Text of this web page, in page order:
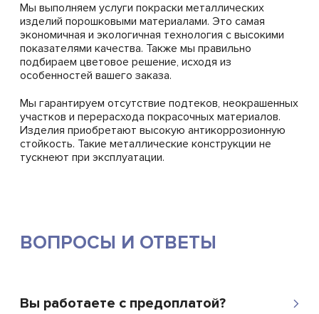
Мы выполняем услуги покраски металлических
изделий порошковыми материалами. Это самая
экономичная и экологичная технология с высокими
показателями качества. Также мы правильно
подбираем цветовое решение, исходя из
особенностей вашего заказа.
Мы гарантируем отсутствие подтеков, неокрашенных
участков и перерасхода покрасочных материалов.
Изделия приобретают высокую антикоррозионную
стойкость. Такие металлические конструкции не
тускнеют при эксплуатации.
ВОПРОСЫ И ОТВЕТЫ
Вы работаете с предоплатой?